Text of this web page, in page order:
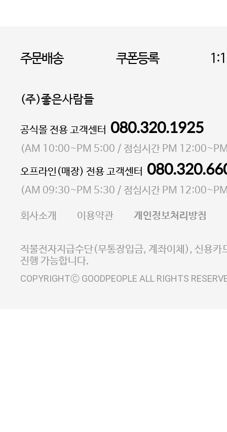
주문배송 쿠폰등록
(주)좋은사람들
대표 이성현,박영환| 개인정보관리책임자 김상현
소재지 서울특별시 마포구 마포대로4다길 41 마포
통신판매업 신고번호 2023-서울마포-3931호
사업자등록번호 105-81-58242
E-MAIL goodpeople@gpin.co.kr
사업자정보확인
이니시스 에스크로 서비
공식몰 전용 고객센터 080.320.1925
(AM 10:00~PM 5:00 / 점심시간 PM
오프라인(매장) 전용 고객센터
(AM 09:30~PM 5:30 / 점심시간 PM
회사소개 이용약관 개인정보처리방침
직불전자지급수단(무통장입금, 계좌이체), 신용카
진행 가능합니다.
COPYRIGHTⒸ GOODPEOPLE ALL RIGHTS